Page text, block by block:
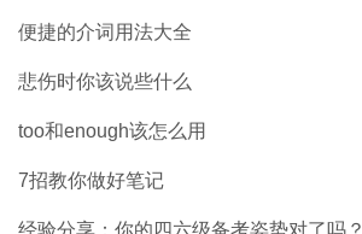
便捷的介词用法大全
悲伤时你该说些什么
too和enough该怎么用
7招教你做好笔记